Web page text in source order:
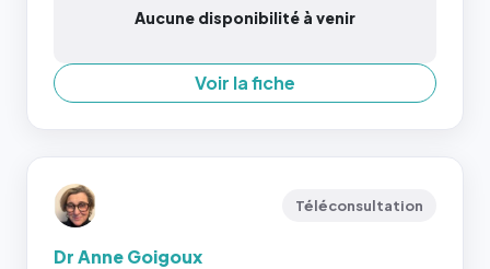
Aucune disponibilité à venir
Voir la fiche
Téléconsultation
Dr Anne Goigoux